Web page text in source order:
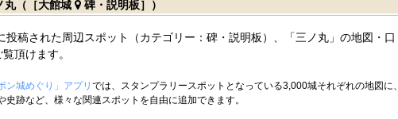
丸（［大館城 碑・説明板］）
投稿された周辺スポット（カテゴリー：碑・説明板）、「三ノ丸」の地図・口
頂けます。
ン城めぐり」アプリ では、スタンプラリースポットとなっている3,000城それぞれの地図に、
史跡など、様々な関連スポットを自由に追加できます。